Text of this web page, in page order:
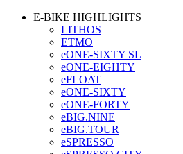
E-BIKE HIGHLIGHTS
LITHOS
ETMO
eONE-SIXTY SL
eONE-EIGHTY
eFLOAT
eONE-SIXTY
eONE-FORTY
eBIG.NINE
eBIG.TOUR
eSPRESSO